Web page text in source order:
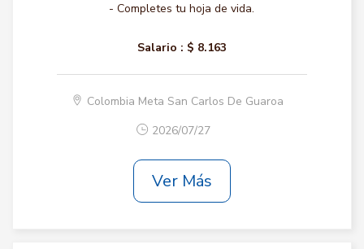
- Completes tu hoja de vida.
Salario : $ 8.163
Colombia Meta San Carlos De Guaroa
2026/07/27
Ver Más